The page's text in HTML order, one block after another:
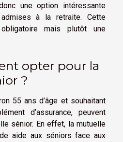
une option intéressante
à la retraite. Cette
mais plutôt une
opter pour la
?
55 ans d’âge et souhaitant
d’assurance, peuvent
sénior. En effet, la mutuelle
aide aux séniors face aux